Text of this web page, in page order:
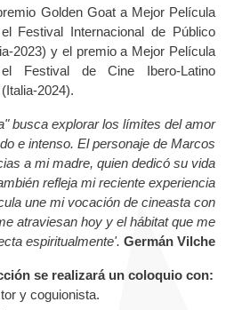
Golden Goat a Mejor Película
Festival Internacional de Público
2023) y el premio a Mejor Película
Festival de Cine Ibero-Latino
2024).
busca explorar los límites del amor
e intenso. El personaje de Marcos
a mi madre, quien dedicó su vida
refleja mi reciente experiencia
une mi vocación de cineasta con
atraviesan hoy y el hábitat que me
espiritualmente'. Germán Vilche
se realizará un coloquio con:
y coguionista.